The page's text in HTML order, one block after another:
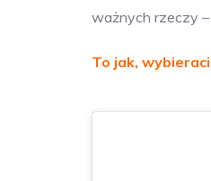
ważnych rzeczy –
To jak,